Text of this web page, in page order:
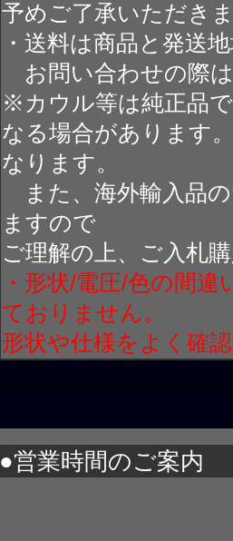
予めご了承いただき
・送料は商品と発送
お問い合わせの際
※カウル等は純正品
なる場合があります
なります。
また、海外輸入品
ますので
ご理解の上、ご入札
・形状/電圧/色の間
ておりません。
形状や仕様をよく確
●営業時間のご案内